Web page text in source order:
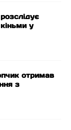
у
отримав
з